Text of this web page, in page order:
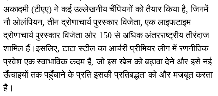
ताजा खबरें